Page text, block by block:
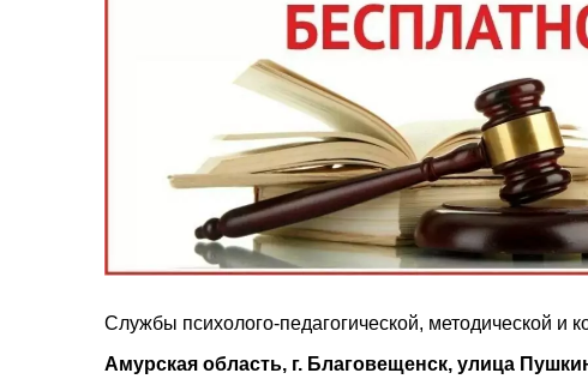
Службы психолого-педагогической, методической
Амурская область, г. Благовещенск, улица